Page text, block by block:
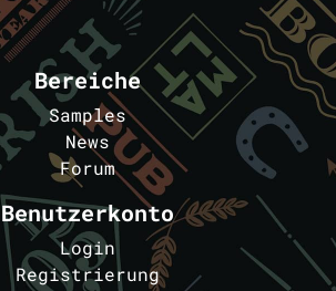
Bereiche
Samples
News
Forum
Benutzerkonto
Login
Registrierung